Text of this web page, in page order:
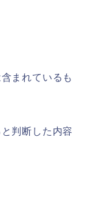
まれているも
判断した内容